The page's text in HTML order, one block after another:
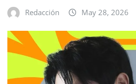
Redacción May 28, 2026